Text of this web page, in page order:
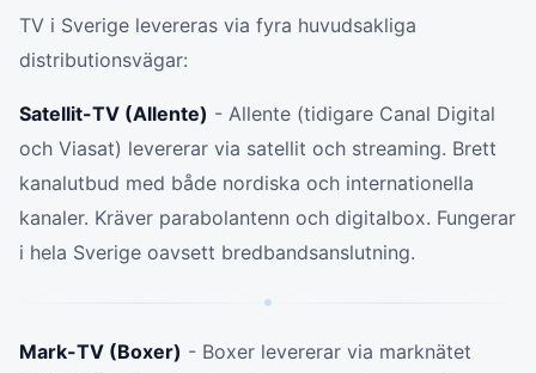
TV i Sverige levereras via fyra huvudsakliga
distributionsvägar:
Satellit-TV (Allente) - Allente (tidigare Canal Digital
och Viasat) levererar via satellit och streaming. Brett
kanalutbud med både nordiska och internationella
kanaler. Kräver parabolantenn och digitalbox. Fungerar
i hela Sverige oavsett bredbandsanslutning.
Mark-TV (Boxer) - Boxer levererar via marknätet